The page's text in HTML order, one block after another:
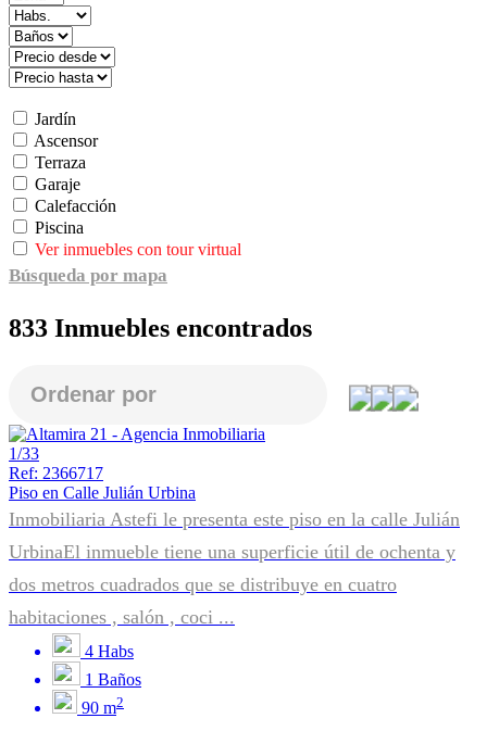
Jardín
Ascensor
Terraza
Garaje
Calefacción
Piscina
Ver inmuebles con tour virtual
Búsqueda por mapa
833 Inmuebles encontrados
1/33
Ref: 2366717
Piso en Calle Julián Urbina
Inmobiliaria Astefi le presenta este piso en la calle Julián
UrbinaEl inmueble tiene una superficie útil de ochenta y
dos metros cuadrados que se distribuye en cuatro
habitaciones , salón , coci ...
4 Habs
1 Baños
90 m2